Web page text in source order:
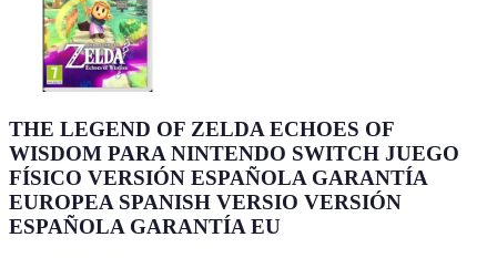
THE LEGEND OF ZELDA ECHOES OF
WISDOM PARA NINTENDO SWITCH JUEGO
FÍSICO VERSIÓN ESPAÑOLA GARANTÍA
EUROPEA SPANISH VERSIO VERSIÓN
ESPAÑOLA GARANTÍA EU